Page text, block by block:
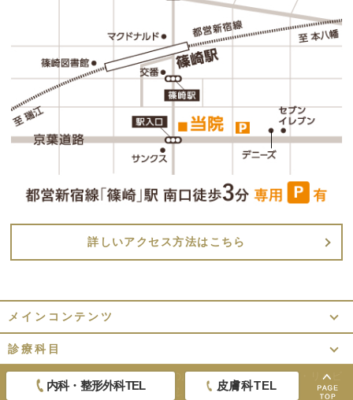
内科・整形外科TEL 皮膚科TEL
詳しいアクセス方法はこちら
メインコンテンツ
診療科目
Copyright ©
東京都江戸川区篠崎の皮膚科・内科・整形外科・リハビ
リテーション｜香雪医院.
All Rights Reserved.